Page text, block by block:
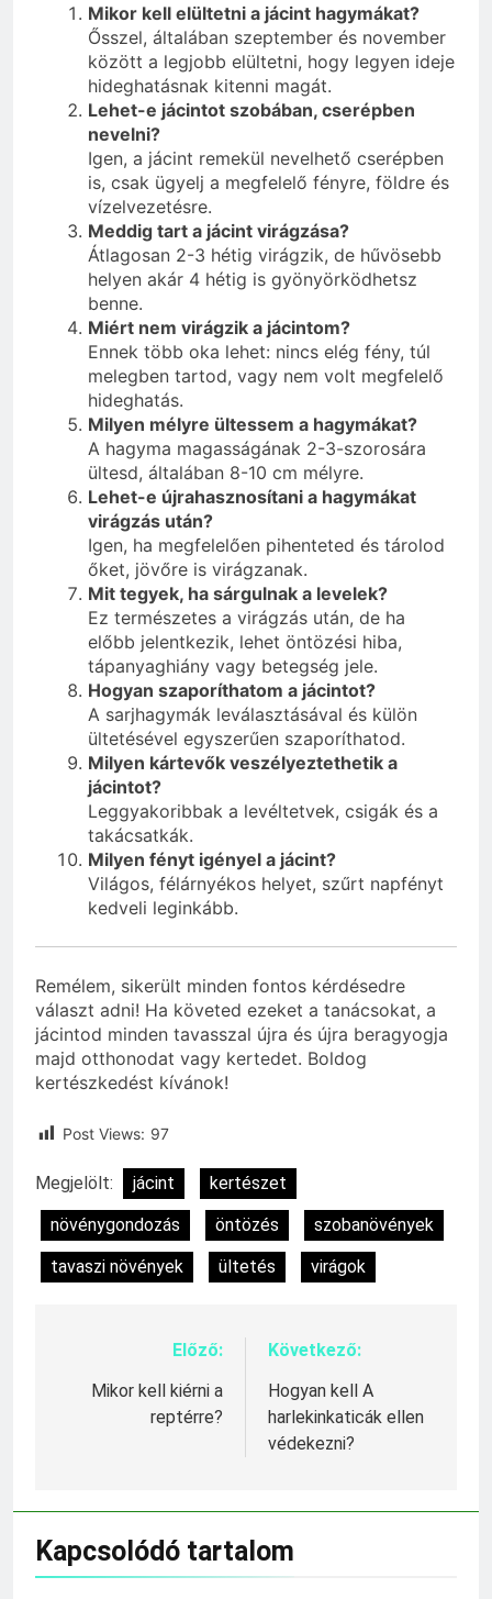
Mikor kell elültetni a jácint hagymákat?
Ősszel, általában szeptember és november
között a legjobb elültetni, hogy legyen ideje
hideghatásnak kitenni magát.
Lehet-e jácintot szobában, cserépben
nevelni?
Igen, a jácint remekül nevelhető cserépben
is, csak ügyelj a megfelelő fényre, földre és
vízelvezetésre.
Meddig tart a jácint virágzása?
Átlagosan 2-3 hétig virágzik, de hűvösebb
helyen akár 4 hétig is gyönyörködhetsz
benne.
Miért nem virágzik a jácintom?
Ennek több oka lehet: nincs elég fény, túl
melegben tartod, vagy nem volt megfelelő
hideghatás.
Milyen mélyre ültessem a hagymákat?
A hagyma magasságának 2-3-szorosára
ültesd, általában 8-10 cm mélyre.
Lehet-e újrahasznosítani a hagymákat
virágzás után?
Igen, ha megfelelően pihenteted és tárolod
őket, jövőre is virágzanak.
Mit tegyek, ha sárgulnak a levelek?
Ez természetes a virágzás után, de ha
előbb jelentkezik, lehet öntözési hiba,
tápanyaghiány vagy betegség jele.
Hogyan szaporíthatom a jácintot?
A sarjhagymák leválasztásával és külön
ültetésével egyszerűen szaporíthatod.
Milyen kártevők veszélyeztethetik a
jácintot?
Leggyakoribbak a levéltetvek, csigák és a
takácsatkák.
Milyen fényt igényel a jácint?
Világos, félárnyékos helyet, szűrt napfényt
kedveli leginkább.
Remélem, sikerült minden fontos kérdésedre
választ adni! Ha követed ezeket a tanácsokat, a
jácintod minden tavasszal újra és újra beragyogja
majd otthonodat vagy kertedet. Boldog
kertészkedést kívánok!
Post Views: 97
Megjelölt: jácint
kertészet
növénygondozás
öntözés
szobanövények
tavaszi növények
ültetés virágok
Bejegyzés
navigáció
Előző:
Mikor kell kiérni a
reptérre?
Következő:
Hogyan kell A
harlekinkaticák ellen
védekezni?
Kapcsolódó tartalom